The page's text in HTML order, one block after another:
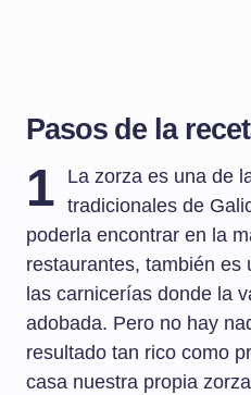
Pasos de la
1
La zorza es una de
tradicionales de
poderla encontrar en la
restaurantes, también es
las carnicerías donde la
adobada. Pero no hay
resultado tan rico como
casa nuestra propia